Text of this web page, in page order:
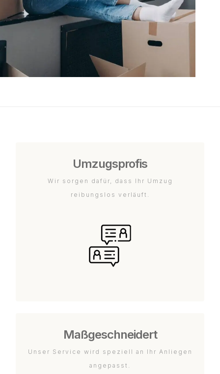
Umzugsprofis
Wir sorgen dafür, dass Ihr Umzug
reibungslos verläuft.
Maßgeschneidert
Unser Service wird speziell an Ihr Anliegen
angepasst.